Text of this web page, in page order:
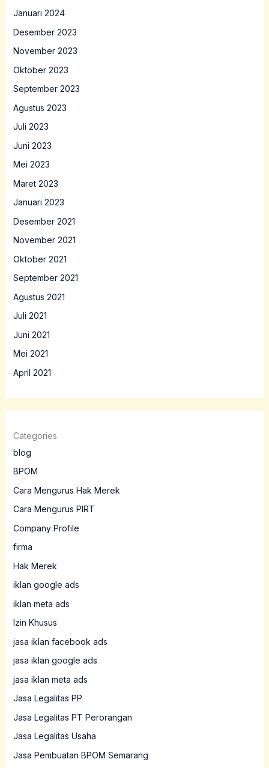
Januari 2024
Desember 2023
November 2023
Oktober 2023
September 2023
Agustus 2023
Juli 2023
Juni 2023
Mei 2023
Maret 2023
Januari 2023
Desember 2021
November 2021
Oktober 2021
September 2021
Agustus 2021
Juli 2021
Juni 2021
Mei 2021
April 2021
Categories
blog
BPOM
Cara Mengurus Hak Merek
Cara Mengurus PIRT
Company Profile
firma
Hak Merek
iklan google ads
iklan meta ads
Izin Khusus
jasa iklan facebook ads
jasa iklan google ads
jasa iklan meta ads
Jasa Legalitas PP
Jasa Legalitas PT Perorangan
Jasa Legalitas Usaha
Jasa Pembuatan BPOM Semarang